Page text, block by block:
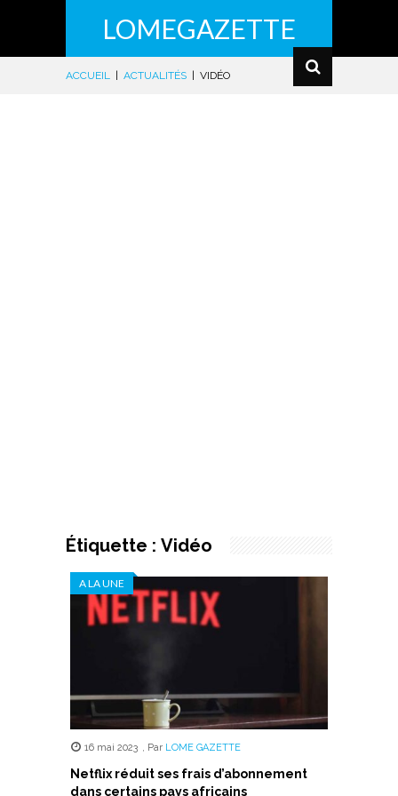
LOMEGAZETTE
ACCUEIL ACTUALITÉS VIDÉO
Étiquette : Vidéo
A LA UNE
16 mai 2023 , Par LOME GAZETTE
Netflix réduit ses frais d’abonnement
dans certains pays africains